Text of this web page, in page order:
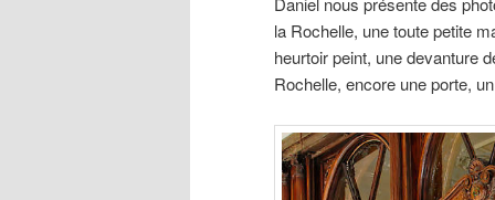
la Rochelle, une toute petite
heurtoir peint, une devanture
Rochelle, encore une porte,